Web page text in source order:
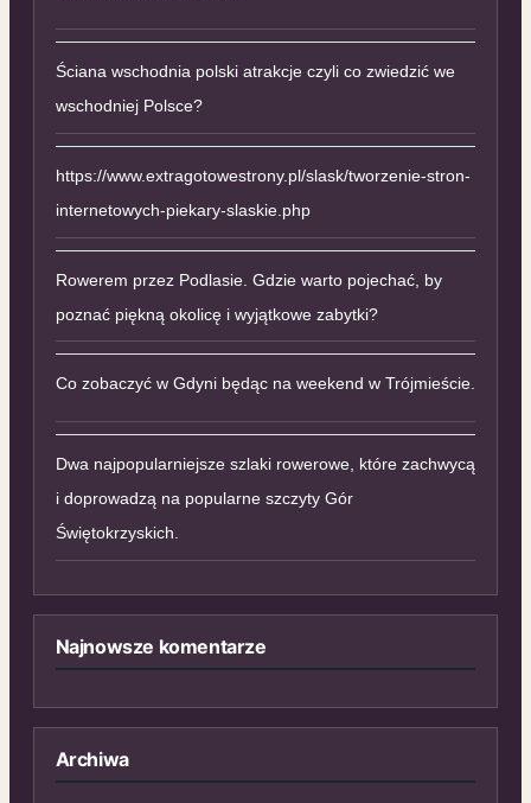
Ściana wschodnia polski atrakcje czyli co zwiedzić we
wschodniej Polsce?
https://www.extragotowestrony.pl/slask/tworzenie-stron-
internetowych-piekary-slaskie.php
Rowerem przez Podlasie. Gdzie warto pojechać, by
poznać piękną okolicę i wyjątkowe zabytki?
Co zobaczyć w Gdyni będąc na weekend w Trójmieście.
Dwa najpopularniejsze szlaki rowerowe, które zachwycą
i doprowadzą na popularne szczyty Gór
Świętokrzyskich.
Najnowsze komentarze
Archiwa